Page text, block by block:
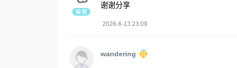
谢谢分享
2026-6-13 23:09
wandering